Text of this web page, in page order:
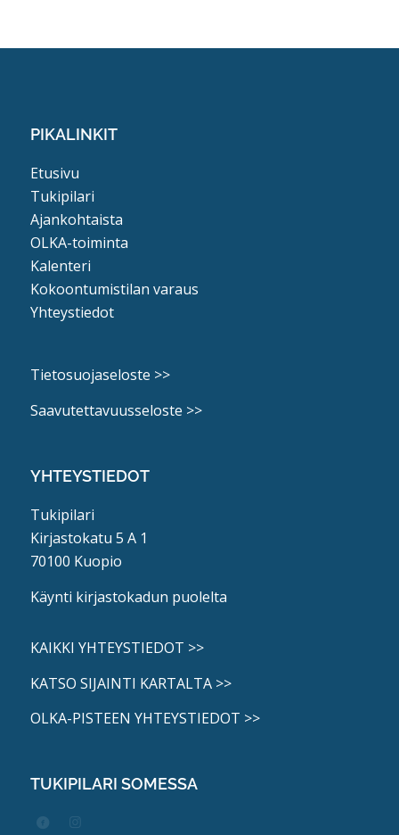
PIKALINKIT
Etusivu
Tukipilari
Ajankohtaista
OLKA-toiminta
Kalenteri
Kokoontumistilan varaus
Yhteystiedot
Tietosuojaseloste >>
Saavutettavuusseloste >>
YHTEYSTIEDOT
Tukipilari
Kirjastokatu 5 A 1
70100 Kuopio
Käynti kirjastokadun puolelta
KAIKKI YHTEYSTIEDOT >>
KATSO SIJAINTI KARTALTA >>
OLKA-PISTEEN YHTEYSTIEDOT >>
TUKIPILARI SOMESSA